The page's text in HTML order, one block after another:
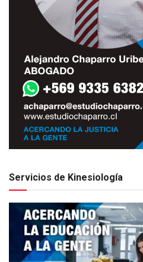
Servicios de Kinesiología